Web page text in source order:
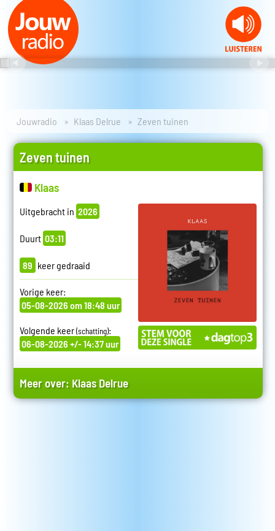
Jouwradio Klaas Delrue Zeven tuinen
Zeven tuinen
Klaas
Uitgebracht in 2026
Duurt 03:11
89 keer gedraaid
Vorige keer:
05-08-2026 om 18:48 uur
Volgende keer(schatting):
06-08-2026 +/- 14:37 uur
Meer over: Klaas Delrue